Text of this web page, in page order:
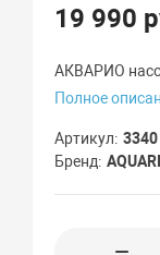
19 990
АКВАРИО
Полное
Артикул 3340
Бренд